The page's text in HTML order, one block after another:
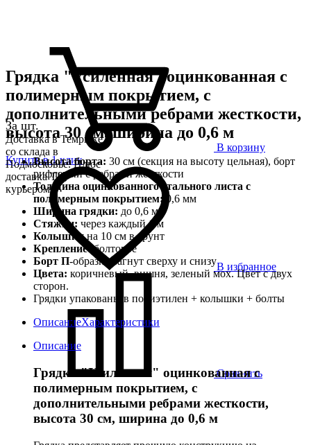
За шт.
Доставка в Темрюке
со склада в
Подмосковье. Плюс
доставка ТК,
курьером
В корзину
Купить в 1 клик
В избранное
Сравнить
Грядка "Усиленная" оцинкованная с
полимерным покрытием, с
дополнительными ребрами жесткости,
высота 30 см, ширина до 0,6 м
Высота борта: 30 см (секция на высоту цельная), борт
рифленый с ребрами жесткости
Толщина оцинкованного стального листа с
полимерным покрытием:
0,6 мм
Ширина грядки: до 0,6 м
Стяжки: через каждый 1 м
Колышкина 10 см в грунт
Крепление: болтовое
Борт П-образно загнут сверху и снизу
Цвета: коричневый, вишня, зеленый мох. Цвет с двух
сторон.
Грядки упакованы в полиэтилен + колышки + болты
ОписаниеХарактеристики
Описание
Грядка "Усиленная" оцинкованная с
полимерным покрытием, с
дополнительными ребрами жесткости,
высота 30 см, ширина до 0,6 м